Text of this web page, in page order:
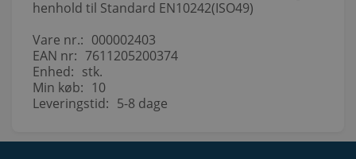
henhold til Standard EN10242(ISO49)
Vare nr.: 000002403
EAN nr: 7611205200374
Enhed: stk.
Min køb: 10
Leveringstid: 5-8 dage